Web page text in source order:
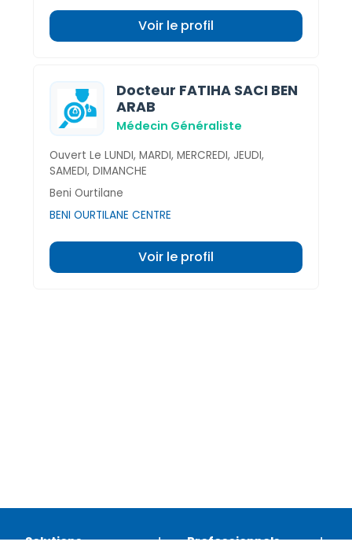
Voir le profil
Docteur FATIHA SACI BEN
ARAB
Médecin Généraliste
Ouvert Le LUNDI, MARDI, MERCREDI, JEUDI,
SAMEDI, DIMANCHE
Beni Ourtilane
BENI OURTILANE CENTRE
Voir le profil
Solutions Professionnels